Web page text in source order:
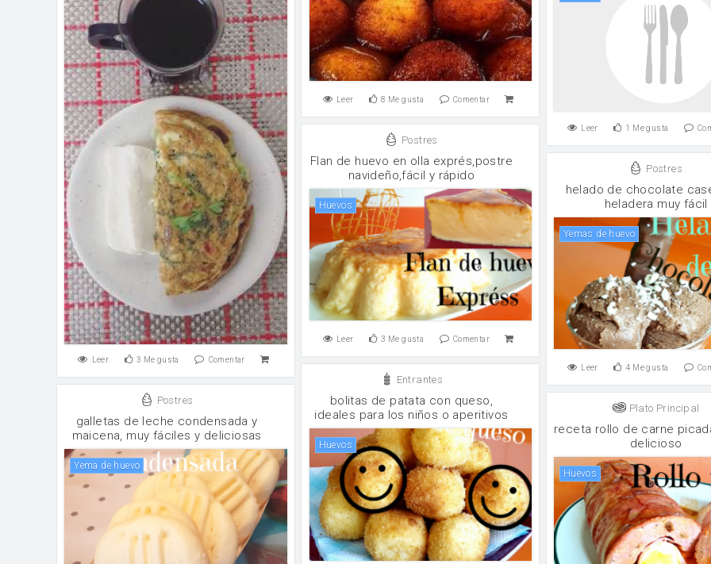
Leer 3 Me gusta Comentar
Leer 8 Me gusta Comentar
Leer 1 Me gusta
Postres
Flan de huevo en olla exprés,postre
navideño,fácil y rápido
huevos
Leer 3 Me gusta Comentar
Postres
helado de chocolate
heladera muy fácil
yemas de huevo
Leer 4 Me gusta
Entrantes
bolitas de patata con queso,
ideales para los niños o aperitivos
huevos
Postres
galletas de leche condensada y
maicena, muy fáciles y deliciosas
Yema de huevo
Plato Principal
receta rollo de carne
delicioso
huevos